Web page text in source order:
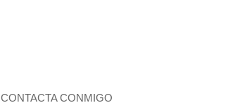
CONTACTA CONMIGO